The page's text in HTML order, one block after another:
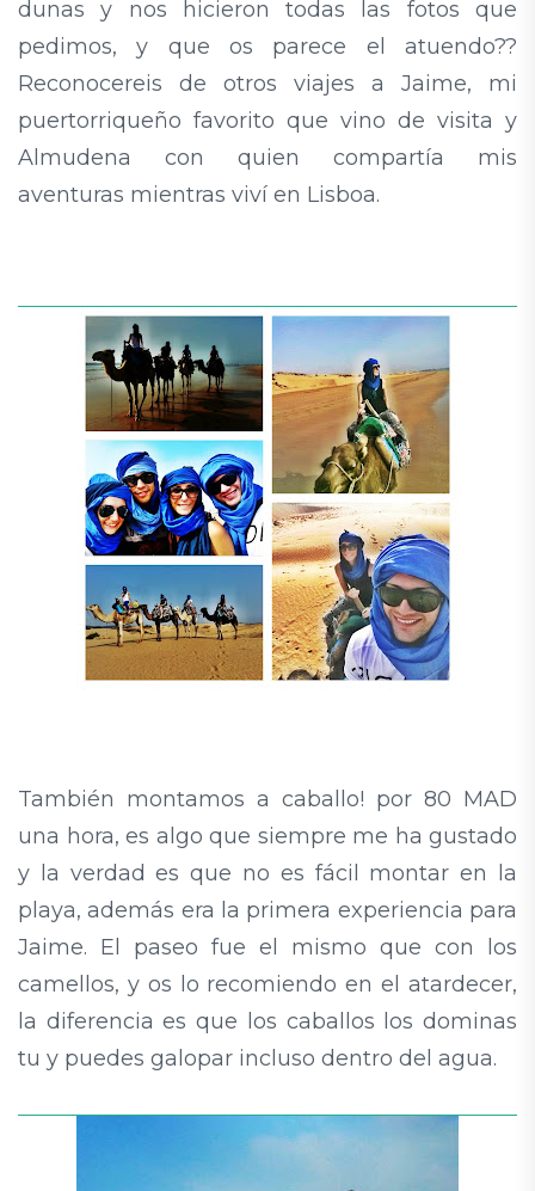
dunas y nos hicieron todas las fotos que
pedimos, y que os parece el atuendo??
Reconocereis de otros viajes a Jaime, mi
puertorriqueño favorito que vino de visita y
Almudena con quien compartía mis
aventuras mientras viví en Lisboa.
También montamos a caballo! por 80 MAD
una hora, es algo que siempre me ha gustado
y la verdad es que no es fácil montar en la
playa, además era la primera experiencia para
Jaime. El paseo fue el mismo que con los
camellos, y os lo recomiendo en el atardecer,
la diferencia es que los caballos los dominas
tu y puedes galopar incluso dentro del agua.